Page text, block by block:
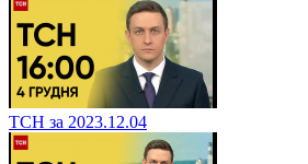
ТСН за 2023.12.04